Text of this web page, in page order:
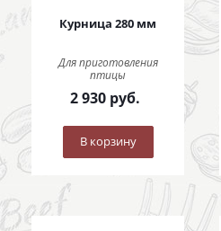
Курница 280 мм
Для приготовления
птицы
2 930руб.
В корзину